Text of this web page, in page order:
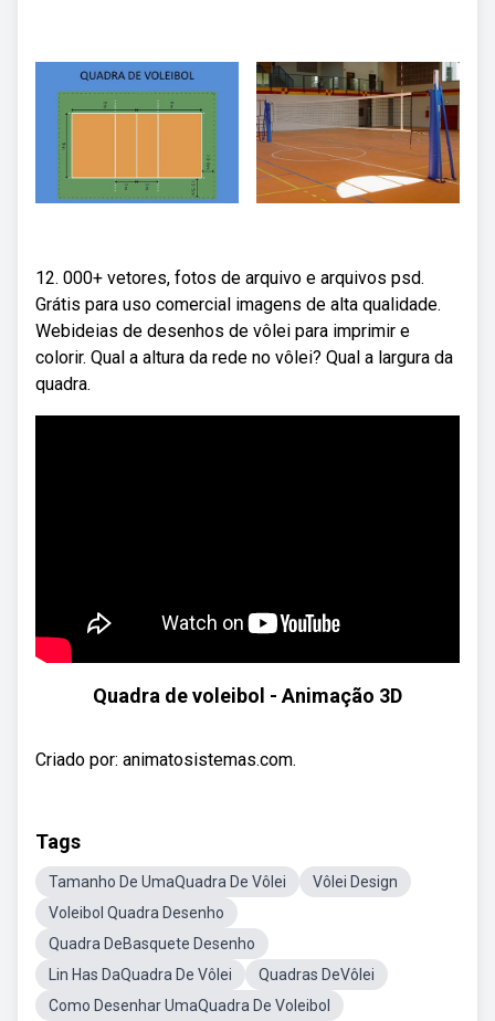
12. 000+ vetores, fotos de arquivo e arquivos psd.
Grátis para uso comercial imagens de alta qualidade.
Webideias de desenhos de vôlei para imprimir e
colorir. Qual a altura da rede no vôlei? Qual a largura da
quadra.
Quadra de voleibol - Animação 3D
Criado por: animatosistemas.com.
Tags
Tamanho De UmaQuadra De Vôlei
Vôlei Design
Voleibol Quadra Desenho
Quadra DeBasquete Desenho
Lin Has DaQuadra De Vôlei
Quadras DeVôlei
Como Desenhar UmaQuadra De Voleibol